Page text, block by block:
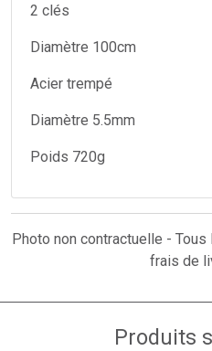
2 clés
Diamètre 100cm
Acier trempé
Diamètre 5.5mm
Poids 720g
Photo non contractuelle -
frais de
Produits